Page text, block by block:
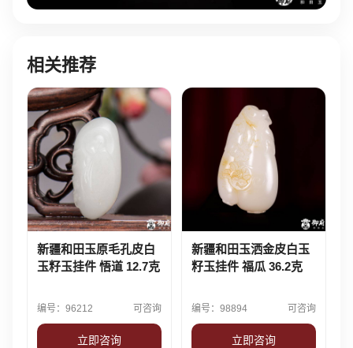
相关推荐
新疆和田玉原毛孔皮白
玉籽玉挂件 悟道 12.7克
编号：96212 可咨询
立即咨询
新疆和田玉洒金皮白玉
籽玉挂件 福瓜 36.2克
编号：98894 可咨询
立即咨询